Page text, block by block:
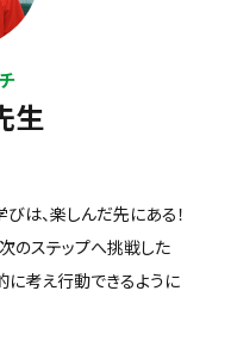
生
びは、楽しんだ先にある！
のステップへ挑戦した
的に考え行動できるように